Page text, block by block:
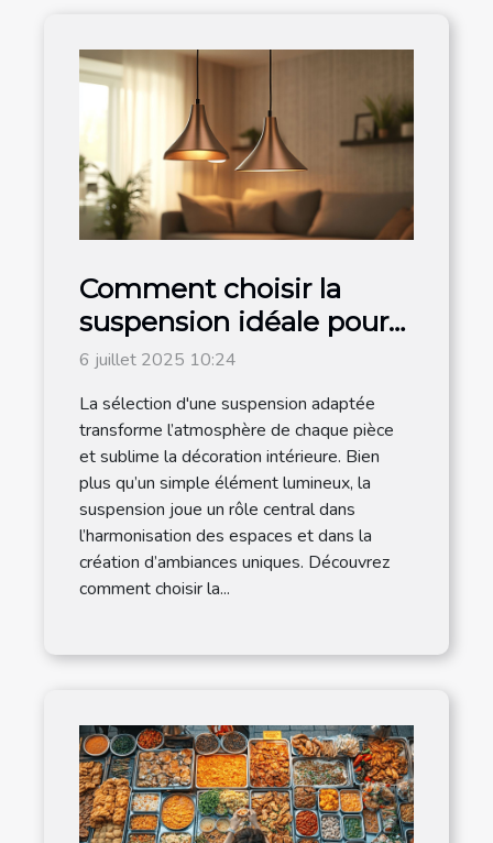
Comment choisir la
suspension idéale pour
chaque espace de votre
maison ?
6 juillet 2025 10:24
La sélection d'une suspension adaptée
transforme l’atmosphère de chaque pièce
et sublime la décoration intérieure. Bien
plus qu’un simple élément lumineux, la
suspension joue un rôle central dans
l’harmonisation des espaces et dans la
création d’ambiances uniques. Découvrez
comment choisir la...